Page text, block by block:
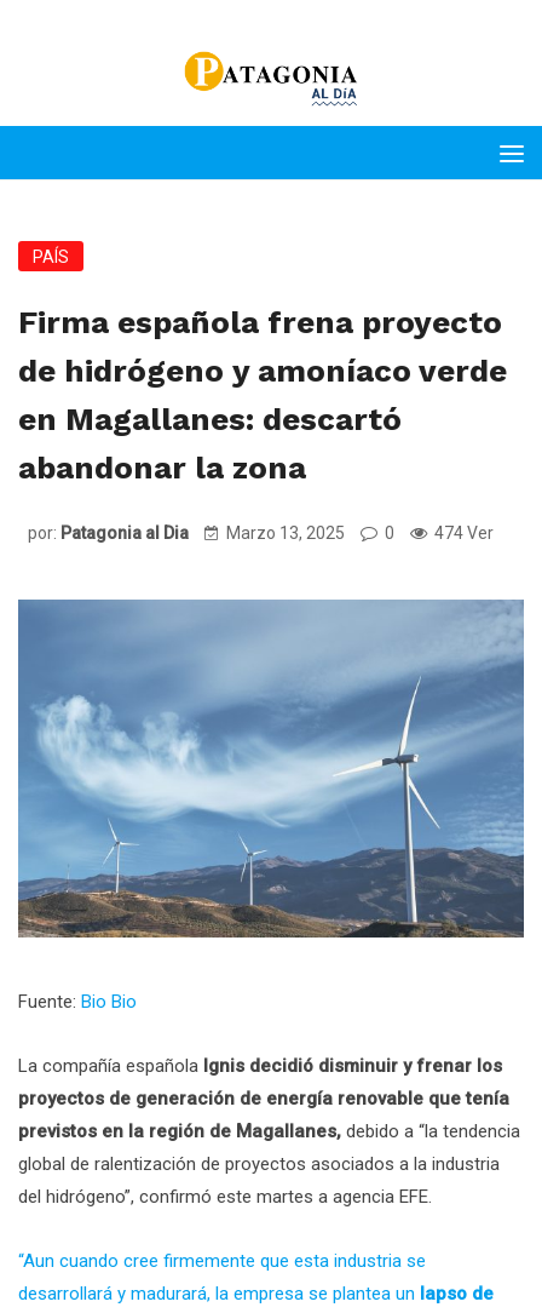
PAÍS
Firma española frena proyecto
de hidrógeno y amoníaco verde
en Magallanes: descartó
abandonar la zona
por: Patagonia al Dia Marzo 13, 2025 0 474 Ver
Fuente: Bio Bio
La compañía española Ignis decidió disminuir y frenar los
proyectos de generación de energía renovable que tenía
previstos en la región de Magallanes, debido a “la tendencia
global de ralentización de proyectos asociados a la industria
del hidrógeno”, confirmó este martes a agencia EFE.
“Aun cuando cree firmemente que esta industria se
desarrollará y madurará, la empresa se plantea un lapso de